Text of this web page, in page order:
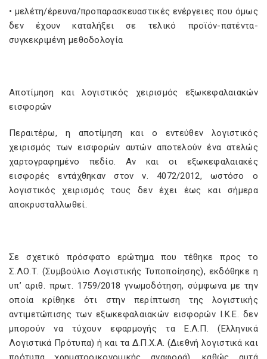
• μελέτη/έρευνα/προπαρασκευαστικές ενέργειες που όμως
δεν έχουν καταλήξει σε τελικό προϊόν-πατέντα-
συγκεκριμένη μεθοδολογία
Αποτίμηση και λογιστικός χειρισμός εξωκεφαλαιακών
εισφορών
Περαιτέρω, η αποτίμηση και ο εντεύθεν λογιστικός
χειρισμός των εισφορών αυτών αποτελούν ένα ατελώς
χαρτογραφημένο πεδίο. Αν και οι εξωκεφαλαιακές
εισφορές εντάχθηκαν στον ν. 4072/2012, ωστόσο ο
λογιστικός χειρισμός τους δεν έχει έως και σήμερα
αποκρυσταλλωθεί.
Σε σχετικό πρόσφατο ερώτημα που τέθηκε προς το
Σ.ΛΟ.Τ. (Συμβούλιο Λογιστικής Τυποποίησης), εκδόθηκε η
υπ’ αριθ. πρωτ. 1759/2018 γνωμοδότηση, σύμφωνα με την
οποία κρίθηκε ότι στην περίπτωση της λογιστικής
αντιμετώπισης των εξωκεφαλαιακών εισφορών Ι.Κ.Ε. δεν
μπορούν να τύχουν εφαρμογής τα Ε.Λ.Π. (Ελληνικά
Λογιστικά Πρότυπα) ή και τα Δ.Π.Χ.Α. (Διεθνή λογιστικά και